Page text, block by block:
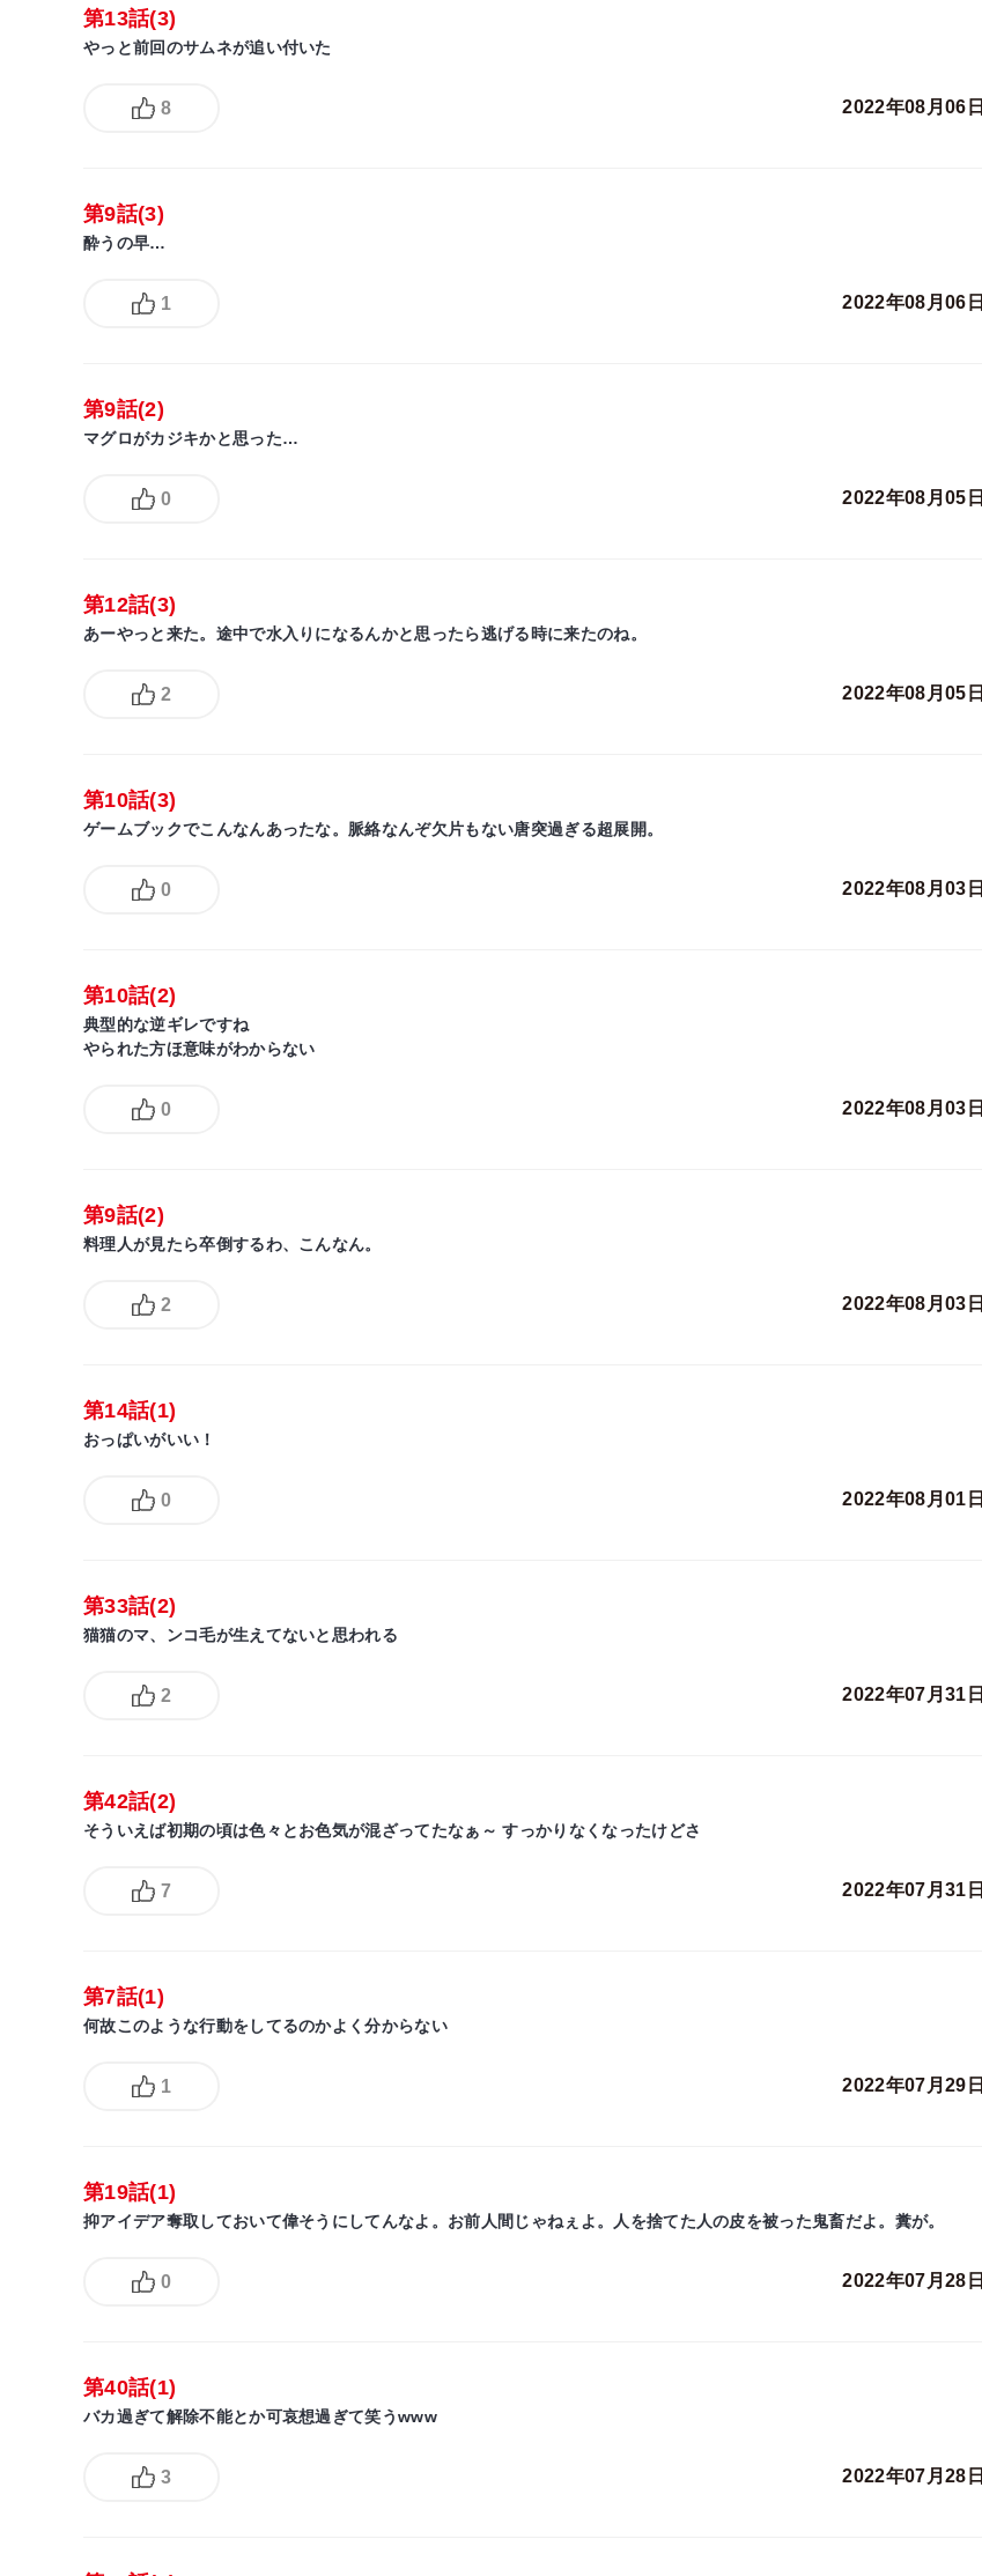
第13話(3)
やっと前回のサムネが追い付いた
8 2022年08月06日
第9話(3)
酔うの早…
1 2022年08月06日
第9話(2)
マグロがカジキかと思った…
0 2022年08月05日
第12話(3)
あーやっと来た。途中で水入りになるんかと思ったら逃げる時に来たのね。
2 2022年08月05日
第10話(3)
ゲームブックでこんなんあったな。脈絡なんぞ欠片もない唐突過ぎる超展開。
0 2022年08月03日
第10話(2)
典型的な逆ギレですね
やられた方ほ意味がわからない
0 2022年08月03日
第9話(2)
料理人が見たら卒倒するわ、こんなん。
2 2022年08月03日
第14話(1)
おっぱいがいい！
0 2022年08月01日
第33話(2)
猫猫のマ、ンコ毛が生えてないと思われる
2 2022年07月31日
第42話(2)
そういえば初期の頃は色々とお色気が混ざってたなぁ～ すっかりなくなったけどさ
7 2022年07月31日
第7話(1)
何故このような行動をしてるのかよく分からない
1 2022年07月29日
第19話(1)
抑アイデア奪取しておいて偉そうにしてんなよ。お前人間じゃねぇよ。人を捨てた人の皮を被った鬼畜だよ。糞が。
0 2022年07月28日
第40話(1)
バカ過ぎて解除不能とか可哀想過ぎて笑うwww
3 2022年07月28日